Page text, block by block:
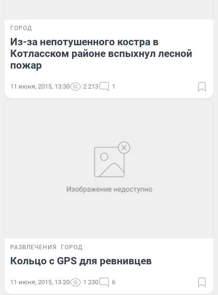
ГОРОД
Из-за непотушенного костра в
Котласском районе вспыхнул лесной
пожар
11 июня, 2015, 13:30 2 213 1
РАЗВЛЕЧЕНИЯ ГОРОД
Кольцо с GPS для ревнивцев
11 июня, 2015, 13:20 1 230 6